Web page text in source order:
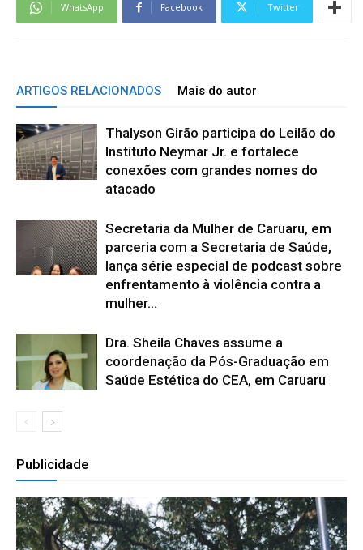
WhatsApp Facebook Twitter
ARTIGOS RELACIONADOS Mais do autor
Thalyson Girão participa do Leilão do
Instituto Neymar Jr. e fortalece
conexões com grandes nomes do
atacado
Secretaria da Mulher de Caruaru, em
parceria com a Secretaria de Saúde,
lança série especial de podcast sobre
enfrentamento à violência contra a
mulher...
Dra. Sheila Chaves assume a
coordenação da Pós-Graduação em
Saúde Estética do CEA, em Caruaru
Publicidade